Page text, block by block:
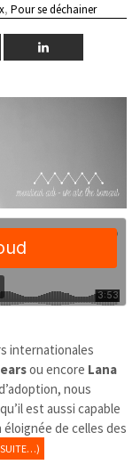
, Pour se déchainer
internationales
ou encore Lana
nous
qu’il est aussi capable
de celles des